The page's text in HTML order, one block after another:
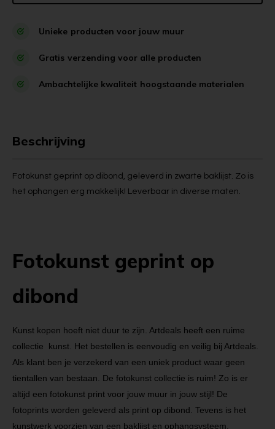
Unieke producten voor jouw muur
Gratis verzending voor alle producten
Ambachtelijke kwaliteit hoogstaande materialen
Beschrijving
Fotokunst geprint op dibond, geleverd in zwarte baklijst. Zo is
het ophangen erg makkelijk! Leverbaar in diverse maten.
Fotokunst geprint op
dibond
Kunst kopen hoeft niet duur te zijn. Artdeals heeft een ruime
collectie kunst. Het bestellen is eenvoudig en veilig bij Artdeals.
Als klant ben je verzekerd van een uniek product waar geen
tientallen van bestaan. De fotokunst collectie is ruim! Zo is er
altijd een fotokunst print voor jouw muur in jouw stijl! De
fotoprints worden geleverd als print op dibond. Tevens is het
kunstwerk voorzien van een baklijst en ophangsysteem.